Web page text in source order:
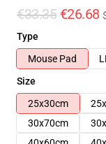
€33.35 €26.68
Type
Mouse Pad
Size
25x30cm
30x70cm